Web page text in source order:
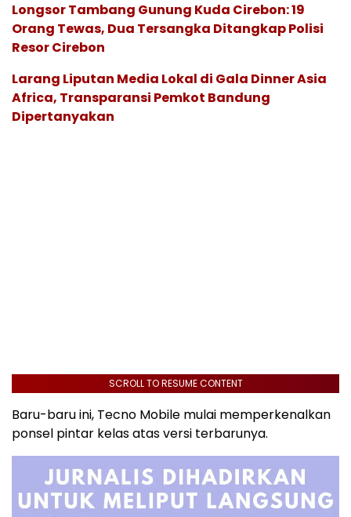
Longsor Tambang Gunung Kuda Cirebon: 19
Orang Tewas, Dua Tersangka Ditangkap Polisi
Resor Cirebon
Larang Liputan Media Lokal di Gala Dinner Asia
Africa, Transparansi Pemkot Bandung
Dipertanyakan
SCROLL TO RESUME CONTENT
Baru-baru ini, Tecno Mobile mulai memperkenalkan
ponsel pintar kelas atas versi terbarunya.